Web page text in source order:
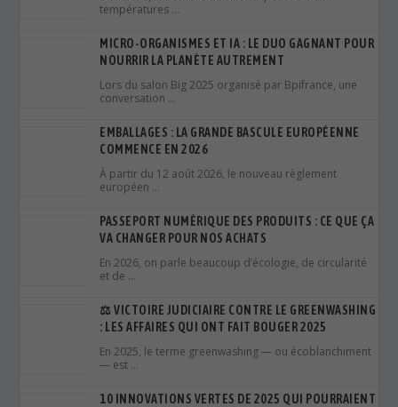
températures …
MICRO-ORGANISMES ET IA : LE DUO GAGNANT POUR
NOURRIR LA PLANÈTE AUTREMENT
Lors du salon Big 2025 organisé par Bpifrance, une
conversation …
EMBALLAGES : LA GRANDE BASCULE EUROPÉENNE
COMMENCE EN 2026
À partir du 12 août 2026, le nouveau règlement
européen …
PASSEPORT NUMÉRIQUE DES PRODUITS : CE QUE ÇA
VA CHANGER POUR NOS ACHATS
En 2026, on parle beaucoup d’écologie, de circularité
et de …
⚖️ VICTOIRE JUDICIAIRE CONTRE LE GREENWASHING
: LES AFFAIRES QUI ONT FAIT BOUGER 2025
En 2025, le terme greenwashing — ou écoblanchiment
— est …
10 INNOVATIONS VERTES DE 2025 QUI POURRAIENT